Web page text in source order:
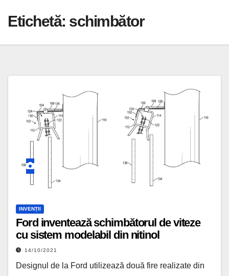
Etichetă: schimbător
INVENȚII
Ford inventează schimbătorul de viteze
cu sistem modelabil din nitinol
14/10/2021
Designul de la Ford utilizează două fire realizate din